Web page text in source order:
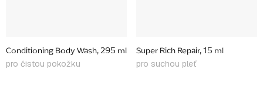
Conditioning Body Wash, 295 ml
pro čistou pokožku
Super Rich Repair, 15 ml
pro suchou pleť